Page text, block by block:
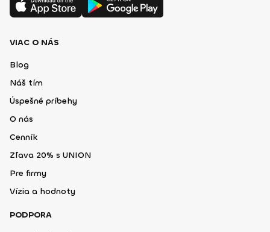
VIAC O NÁS
Blog
Náš tím
Úspešné príbehy
O nás
Cenník
Zľava 20% s UNION
Pre firmy
Vízia a hodnoty
PODPORA